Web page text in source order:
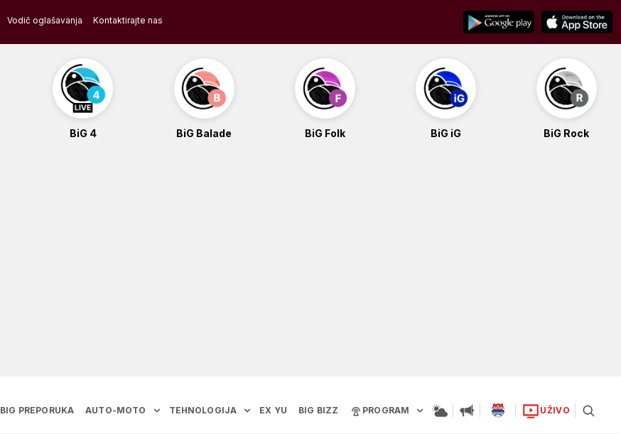
Vodič oglašavanja Kontaktirajte nas
BiG 4 BiG Balade BiG Folk BiG iG BiG Rock
BIG PREPORUKA AUTO-MOTO TEHNOLOGIJA EX YU BIG BIZZ PROGRAM UŽIVO